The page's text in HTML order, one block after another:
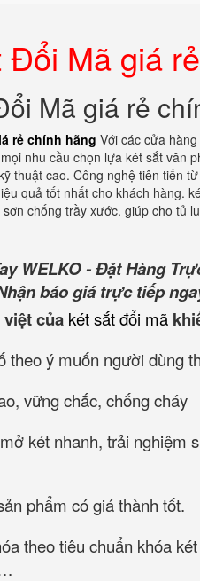
Đổi Mã giá
Mã giá rẻ
rẻ chính hãng Với các cửa
nhu cầu chọn lựa két sắt văn
thuật cao. Công nghệ tiên tiến
quả tốt nhất cho khách hàng.
chống trầy xước. giúp cho tủ
WELKO - Đặt Hàng
báo giá trực tiếp
của két sắt đổi mã
theo ý muốn người dùng
vững chắc, chống cháy
két nhanh, trải nghiệm
phẩm có giá thành tốt.
theo tiêu chuẩn khóa